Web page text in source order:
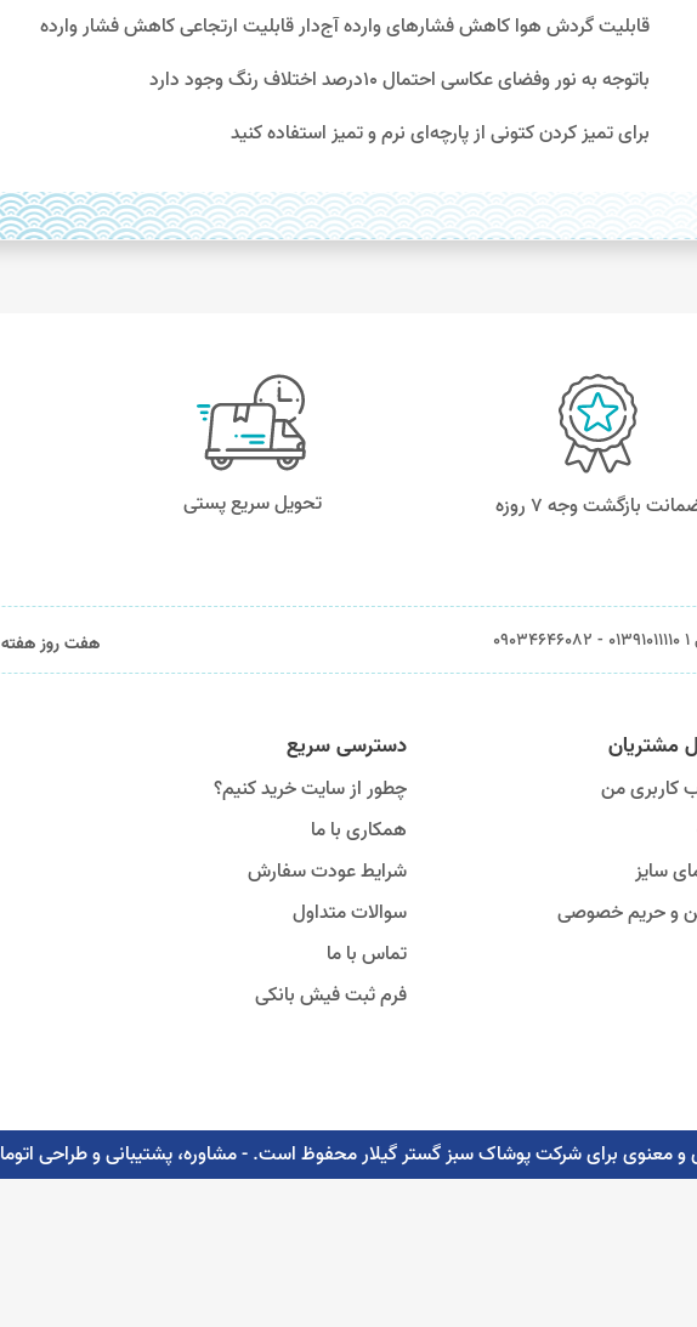
قابلیت گردش هوا کاهش فشارهای وارده آج‌دار قابلیت ارتجاعی کاهش فشار وارده
باتوجه به نور وفضای عکاسی احتمال 10درصد اختلاف رنگ وجود دارد
برای تمیز کردن کتونی از پارچه‌ای نرم و تمیز استفاده کنید
بازگشت وجه ۷ روزه تحویل سریع پستی
هفت روز هفته 8 ساعت در روز پاسخگو شما هستیم
مشتریان
کاربری من
سایز
و حریم خصوصی
دسترسی سریع
چطور از سایت خرید کنیم؟
همکاری با ما
شرایط عودت سفارش
سوالات متداول
تماس با ما
فرم ثبت فیش بانکی